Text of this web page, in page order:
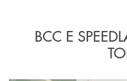
BCC E